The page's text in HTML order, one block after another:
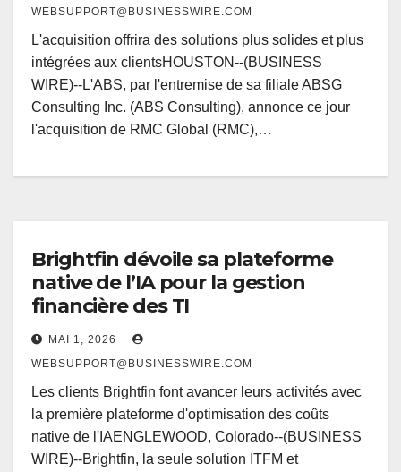
WEBSUPPORT@BUSINESSWIRE.COM
L'acquisition offrira des solutions plus solides et plus
intégrées aux clientsHOUSTON--(BUSINESS
WIRE)--L'ABS, par l'entremise de sa filiale ABSG
Consulting Inc. (ABS Consulting), annonce ce jour
l'acquisition de RMC Global (RMC),…
Brightfin dévoile sa plateforme
native de l’IA pour la gestion
financière des TI
MAI 1, 2026
WEBSUPPORT@BUSINESSWIRE.COM
Les clients Brightfin font avancer leurs activités avec
la première plateforme d'optimisation des coûts
native de l'IAENGLEWOOD, Colorado--(BUSINESS
WIRE)--Brightfin, la seule solution ITFM et